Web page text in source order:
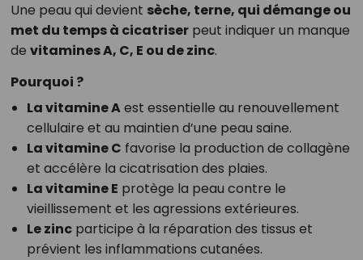
Une peau qui devient sèche, terne, qui démange ou
met du temps à cicatriserpeut indiquer un manque
de vitamines A, C, E ou de zinc.
Pourquoi ?
La vitamine Aest essentielle au renouvellement
cellulaire et au maintien d’une peau saine.
La vitamine C favorise la production de collagène
et accélère la cicatrisation des plaies.
La vitamine E protège la peau contre le
vieillissement et les agressions extérieures.
Le zincparticipe à la réparation des tissus et
prévient les inflammations cutanées.